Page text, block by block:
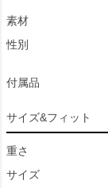
素材
性別
付属品
サイズ&フィット
重さ
サイズ